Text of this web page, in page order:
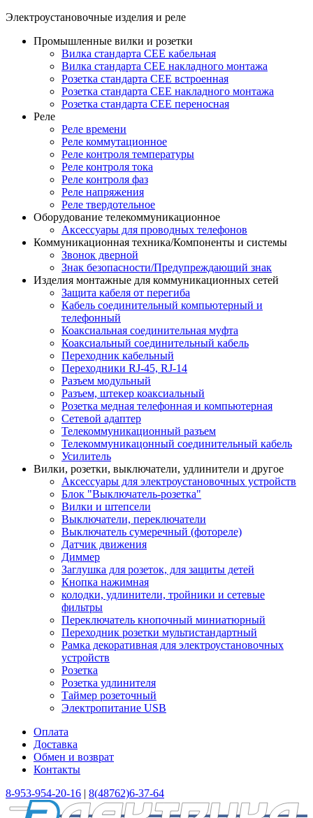
Электроустановочные изделия и реле
Промышленные вилки и розетки
Вилка стандарта CEE кабельная
Вилка стандарта CEE накладного монтажа
Розетка стандарта CEE встроенная
Розетка стандарта СЕЕ накладного монтажа
Розетка стандарта СЕЕ переносная
Реле
Реле времени
Реле коммутационное
Реле контроля температуры
Реле контроля тока
Реле контроля фаз
Реле напряжения
Реле твердотельное
Оборудование телекоммуникационное
Аксессуары для проводных телефонов
Коммуникационная техника/Компоненты и системы
Звонок дверной
Знак безопасности/Предупреждающий знак
Изделия монтажные для коммуникационных сетей
Защита кабеля от перегиба
Кабель соединительный компьютерный и
телефонный
Коаксиальная соединительная муфта
Коаксиальный соединительный кабель
Переходник кабельный
Переходники RJ-45, RJ-14
Разъем модульный
Разъем, штекер коаксиальный
Розетка медная телефонная и компьютерная
Сетевой адаптер
Телекоммуникационный разъем
Телекоммуникацонный соединительный кабель
Усилитель
Вилки, розетки, выключатели, удлинители и другое
Аксессуары для электроустановочных устройств
Блок "Выключатель-розетка"
Вилки и штепсели
Выключатели, переключатели
Выключатель сумеречный (фотореле)
Датчик движения
Диммер
Заглушка для розеток, для защиты детей
Кнопка нажимная
колодки, удлинители, тройники и сетевые
фильтры
Переключатель кнопочный миниатюрный
Переходник розетки мультистандартный
Рамка декоративная для электроустановочных
устройств
Розетка
Розетка удлинителя
Таймер розеточный
Электропитание USB
Оплата
Доставка
Обмен и возврат
Контакты
8-953-954-20-16 | 8(48762)6-37-64